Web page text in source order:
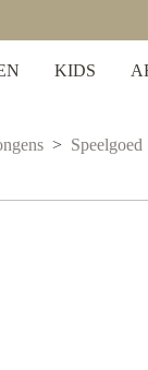
KIDS
Speelgoed